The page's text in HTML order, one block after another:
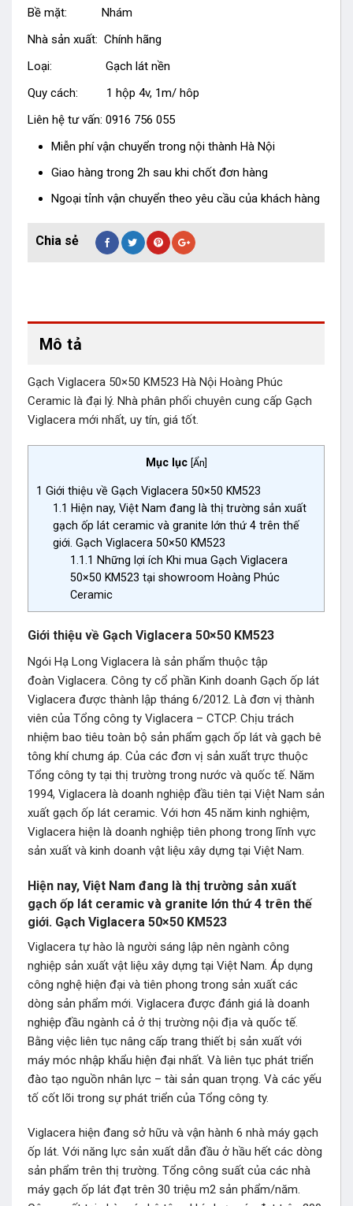
Bề mặt: Nhám
Nhà sản xuất: Chính hãng
Loại: Gạch lát nền
Quy cách: 1 hộp 4v, 1m/ hôp
Liên hệ tư vấn: 0916 756 055
Miễn phí vận chuyển trong nội thành Hà Nội
Giao hàng trong 2h sau khi chốt đơn hàng
Ngoại tỉnh vận chuyển theo yêu cầu của khách hàng
Mô tả
Gạch Viglacera 50×50 KM523 Hà Nội Hoàng Phúc
Ceramic là đại lý. Nhà phân phối chuyên cung cấp Gạch
Viglacera mới nhất, uy tín, giá tốt.
Mục lục [Ẩn]
1 Giới thiệu về Gạch Viglacera 50×50 KM523
1.1 Hiện nay, Việt Nam đang là thị trường sản xuất
gạch ốp lát ceramic và granite lớn thứ 4 trên thế
giới. Gạch Viglacera 50×50 KM523
1.1.1 Những lợi ích Khi mua Gạch Viglacera
50×50 KM523 tại showroom Hoàng Phúc
Ceramic
Giới thiệu về Gạch Viglacera 50×50 KM523
Ngói Hạ Long Viglacera là sản phẩm thuộc tập
đoàn Viglacera. Công ty cổ phần Kinh doanh Gạch ốp lát
Viglacera được thành lập tháng 6/2012. Là đơn vị thành
viên của Tổng công ty Viglacera – CTCP. Chịu trách
nhiệm bao tiêu toàn bộ sản phẩm gạch ốp lát và gạch bê
tông khí chưng áp. Của các đơn vị sản xuất trực thuộc
Tổng công ty tại thị trường trong nước và quốc tế. Năm
1994, Viglacera là doanh nghiệp đầu tiên tại Việt Nam sản
xuất gạch ốp lát ceramic. Với hơn 45 năm kinh nghiệm,
Viglacera hiện là doanh nghiệp tiên phong trong lĩnh vực
sản xuất và kinh doanh vật liệu xây dựng tại Việt Nam.
Hiện nay, Việt Nam đang là thị trường sản xuất
gạch ốp lát ceramic và granite lớn thứ 4 trên thế
giới. Gạch Viglacera 50×50 KM523
Viglacera tự hào là người sáng lập nên ngành công
nghiệp sản xuất vật liệu xây dựng tại Việt Nam. Áp dụng
công nghệ hiện đại và tiên phong trong sản xuất các
dòng sản phẩm mới. Viglacera được đánh giá là doanh
nghiệp đầu ngành cả ở thị trường nội địa và quốc tế.
Bằng việc liên tục nâng cấp trang thiết bị sản xuất với
máy móc nhập khẩu hiện đại nhất. Và liên tục phát triển
đào tạo nguồn nhân lực – tài sản quan trọng. Và các yếu
tố cốt lõi trong sự phát triển của Tổng công ty.
Viglacera hiện đang sở hữu và vận hành 6 nhà máy gạch
ốp lát. Với năng lực sản xuất dẫn đầu ở hầu hết các dòng
sản phẩm trên thị trường. Tổng công suất của các nhà
máy gạch ốp lát đạt trên 30 triệu m2 sản phẩm/năm.